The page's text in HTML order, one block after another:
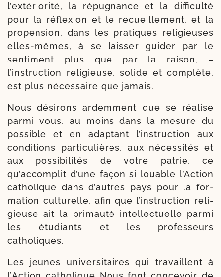
l’extériorité, la répu­gnance et la dif­fi­cul­té
pour la réflexion et le recueille­ment, et la
pro­pen­sion, dans les pra­tiques reli­gieuses
elles-​mêmes, à se lais­ser gui­der par le
sen­ti­ment plus que par la rai­son, –
l’instruction reli­gieuse, solide et com­plète,
est plus néces­saire que jamais.
Nous dési­rons ardem­ment que se réa­lise
par­mi vous, au moins dans la mesure du
pos­sible et en adap­tant l’instruction aux
con­ditions par­ti­cu­lières, aux néces­si­tés et
aux pos­si­bi­li­tés de votre patrie, ce
qu’accomplit d’une façon si louable l’Action
catho­lique dans d’autres pays pour la for­
ma­tion cultu­relle, afin que l’ins­truction reli­
gieuse ait la pri­mau­té intel­lec­tuelle par­mi
les étu­diants et les pro­fes­seurs
catholiques.
Les jeunes uni­ver­si­taires qui tra­vaillent à